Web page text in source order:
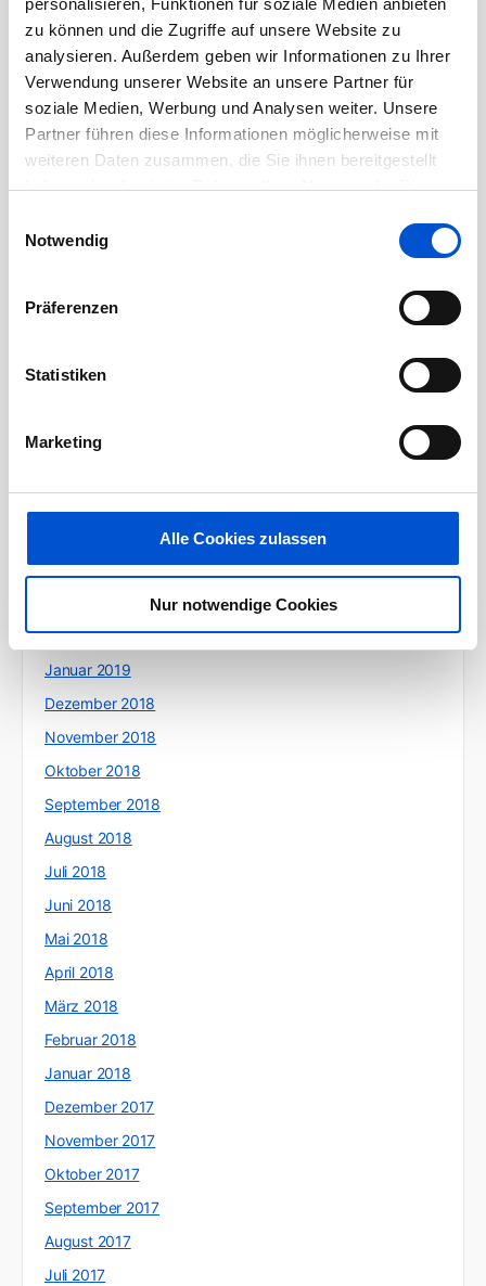
zu können und die Zugriffe auf unsere Website zu
analysieren. Außerdem geben wir Informationen zu Ihrer
Verwendung unserer Website an unsere Partner für
soziale Medien, Werbung und Analysen weiter. Unsere
Partner führen diese Informationen möglicherweise mit
weiteren Daten zusammen, die Sie ihnen bereitgestellt
haben oder die sie im Rahmen Ihrer Nutzung der Dienste
Notwendig
Präferenzen
Statistiken
Marketing
Alle Cookies zulassen
Nur notwendige Cookies
August 2020
Juli 2020
Juni 2020
Mai 2020
April 2020
Februar 2020
Dezember 2019
Oktober 2019
August 2019
April 2019
Februar 2019
Januar 2019
Dezember 2018
November 2018
Oktober 2018
September 2018
August 2018
Juli 2018
Juni 2018
Mai 2018
April 2018
März 2018
Februar 2018
Januar 2018
Dezember 2017
November 2017
Oktober 2017
September 2017
August 2017
Juli 2017